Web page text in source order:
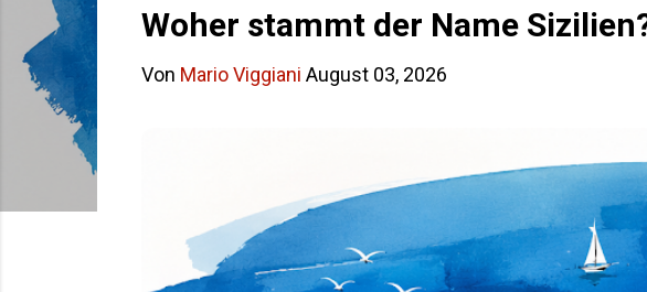
Woher stammt der Name
Von Mario Viggiani August 03, 2026